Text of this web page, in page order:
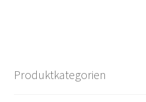
Produktkategorien